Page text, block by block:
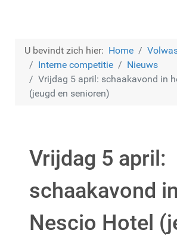
U bevindt zich hier: Home
Interne competitie
Nieuws
Vrijdag 5 april: schaakavond in
(jeugd en senioren)
Vrijdag 5 april:
schaakavond
Nescio Hotel